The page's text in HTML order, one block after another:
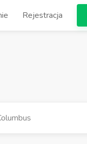
Rejestracja